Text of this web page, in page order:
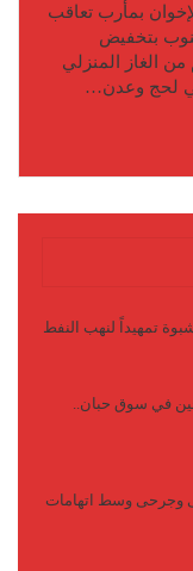
بمأرب تعاقب
بتخفيض
الغاز المنزلي
لحج وعدن…
تمهيداً لنهب النفط
في سوق حبان..
وجرحى وسط اتهامات